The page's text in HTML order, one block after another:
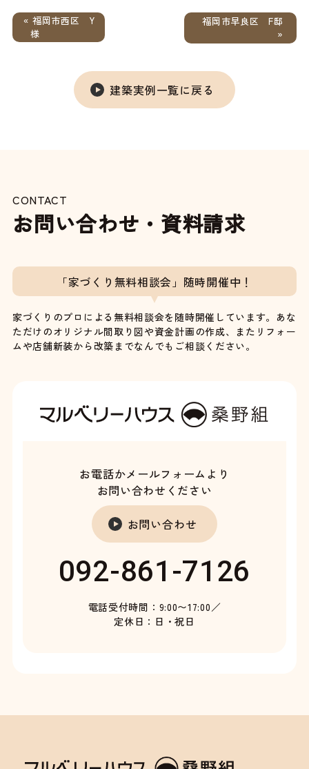
« 福岡市西区 Y
様
福岡市早良区 F邸
»
建築実例一覧に戻る
CONTACT
お問い合わせ・資料請求
「家づくり無料相談会」随時開催中！
家づくりのプロによる無料相談会を随時開催しています。あな
ただけのオリジナル間取り図や資金計画の作成、またリフォー
ムや店舗新装から改築までなんでもご相談ください。
お電話かメールフォームより
お問い合わせください
お問い合わせ
092-861-7126
電話受付時間：9:00〜17:00／
定休日：日・祝日